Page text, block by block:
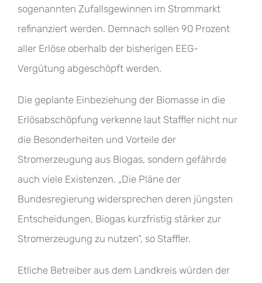
sogenannten Zufallsgewinnen im Strommarkt
refinanziert werden. Demnach sollen 90 Prozent
aller Erlöse oberhalb der bisherigen EEG-
Vergütung abgeschöpft werden.
Die geplante Einbeziehung der Biomasse in die
Erlösabschöpfung verkenne laut Staffler nicht nur
die Besonderheiten und Vorteile der
Stromerzeugung aus Biogas, sondern gefährde
auch viele Existenzen. „Die Pläne der
Bundesregierung widersprechen deren jüngsten
Entscheidungen, Biogas kurzfristig stärker zur
Stromerzeugung zu nutzen“, so Staffler.
Etliche Betreiber aus dem Landkreis würden der